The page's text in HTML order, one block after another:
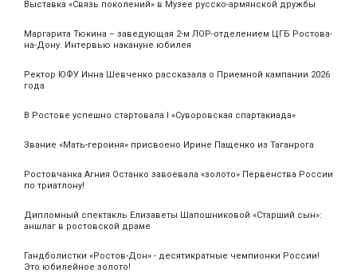
Выставка «Связь поколений» в Музее русско-армянской дружбы
Маргарита Тюкина – заведующая 2-м ЛОР-отделением ЦГБ Ростова-
на-Дону. Интервью накануне юбилея
Ректор ЮФУ Инна Шевченко рассказала о Приемной кампании 2026
года
В Ростове успешно стартовала I «Суворовская спартакиада»
Звание «Мать‑героиня» присвоено Ирине Пащенко из Таганрога
Ростовчанка Агния Останко завоевала «золото» Первенства России
по триатлону!
Дипломный спектакль Елизаветы Шапошниковой «Старший сын»:
аншлаг в ростовской драме
Гандболистки «Ростов-Дон» - десятикратные чемпионки России!
Это юбилейное золото!